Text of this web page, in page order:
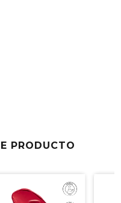
PRODUCTO